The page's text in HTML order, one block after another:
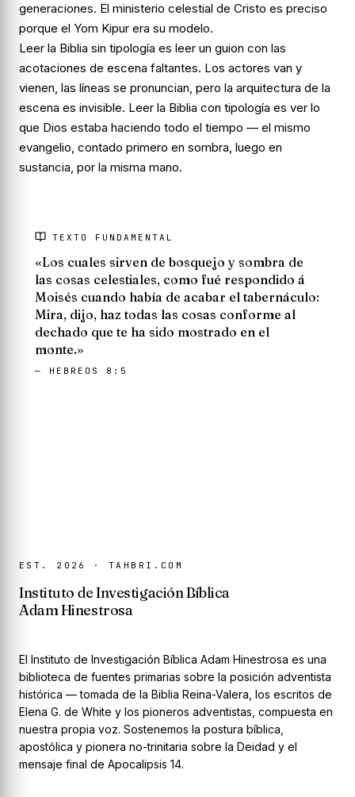
generaciones. El ministerio celestial de Cristo es preciso
porque el Yom Kipur era su modelo.
Leer la Biblia sin tipología es leer un guion con las
acotaciones de escena faltantes. Los actores van y
vienen, las líneas se pronuncian, pero la arquitectura de la
escena es invisible. Leer la Biblia con tipología es ver lo
que Dios estaba haciendo todo el tiempo — el mismo
evangelio, contado primero en sombra, luego en
sustancia, por la misma mano.
TEXTO FUNDAMENTAL
«Los cuales sirven de bosquejo y sombra de
las cosas celestiales, como fué respondido á
Moisés cuando había de acabar el tabernáculo:
Mira, dijo, haz todas las cosas conforme al
dechado que te ha sido mostrado en el
monte.»
— HEBREOS 8:5
EST. 2026 · TAHBRI.COM
Instituto de Investigación Bíblica
Adam Hinestrosa
El Instituto de Investigación Bíblica Adam Hinestrosa es una
biblioteca de fuentes primarias sobre la posición adventista
histórica — tomada de la Biblia Reina-Valera, los escritos de
Elena G. de White y los pioneros adventistas, compuesta en
nuestra propia voz. Sostenemos la postura bíblica,
apostólica y pionera no-trinitaria sobre la Deidad y el
mensaje final de Apocalipsis 14.